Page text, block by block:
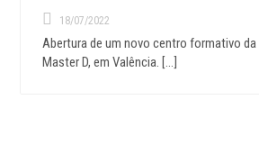
18/07/2022
Abertura de um novo centro formativo da
Master D, em Valência. [...]